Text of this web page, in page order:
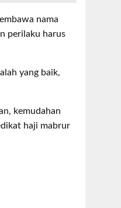
nama
perilaku harus
yang baik,
kemudahan
haji mabrur